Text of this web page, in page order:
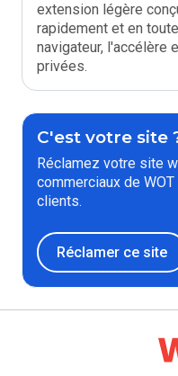
extension légère
rapidement et en
navigateur, l'accélère
privées.
C'est votre site
Réclamez votre site
commerciaux de
clients.
Réclamer ce site